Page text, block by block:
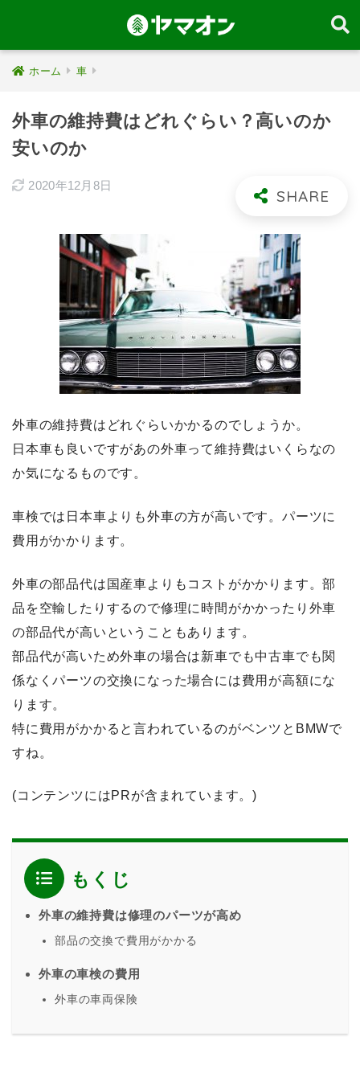
ホーム 車
外車の維持費はどれぐらい？高いのか
安いのか
2020年12月8日
外車の維持費はどれぐらいかかるのでしょうか。
日本車も良いですがあの外車って維持費はいくらなの
か気になるものです。
車検では日本車よりも外車の方が高いです。パーツに
費用がかかります。
外車の部品代は国産車よりもコストがかかります。部
品を空輸したりするので修理に時間がかかったり外車
の部品代が高いということもあります。
部品代が高いため外車の場合は新車でも中古車でも関
係なくパーツの交換になった場合には費用が高額にな
ります。
特に費用がかかると言われているのがベンツとBMWで
すね。
(コンテンツにはPRが含まれています。)
もくじ
外車の維持費は修理のパーツが高め
部品の交換で費用がかかる
外車の車検の費用
外車の車両保険